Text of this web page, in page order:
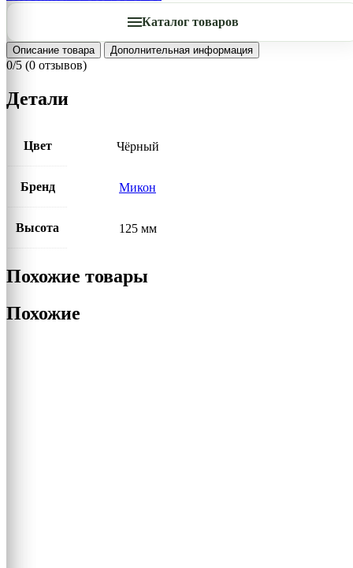
Каталог товаров
Описание товара Дополнительная информация
0/5 (0 отзывов)
Детали
Цвет Чёрный
Бренд Микон
Высота 125 мм
Похожие товары
Похожие